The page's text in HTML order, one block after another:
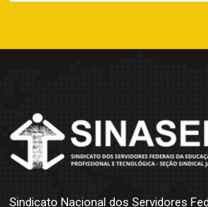
Sindicato Nacional dos Servidores